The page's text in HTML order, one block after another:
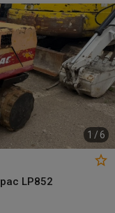
1 /6
LP852